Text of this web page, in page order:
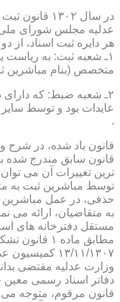
در سال ۱۳۰۲
هر دایره ثبت اسناد،
۱ـ شعبه ثبت: به
متخصص (بنام مباشرین
۲ـ شعبه ضبط: كه دارای
عایدات بود و توسط
.
قانون سابق مندرج شده
ترین تغییرات آن می
توسط مباشرین ثبت به
حذفی، در عمل مباشرین
به متقاضیان، ارائه می
مطابق ماده
۱۳/۱۱/۱۳۰۷
وزارت عدلیه مقتضی
دفاتر اسناد رسمی معین
قانون مرقوم، متوجه